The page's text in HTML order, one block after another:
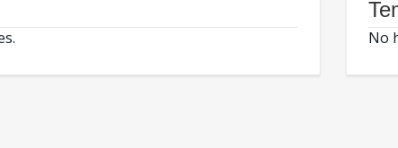
No